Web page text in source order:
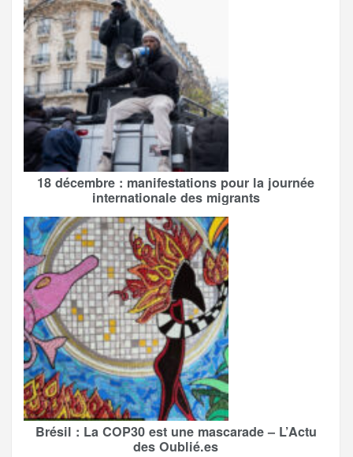
18 décembre : manifestations pour la journée
internationale des migrants
Brésil : La COP30 est une mascarade – L’Actu
des Oublié.es